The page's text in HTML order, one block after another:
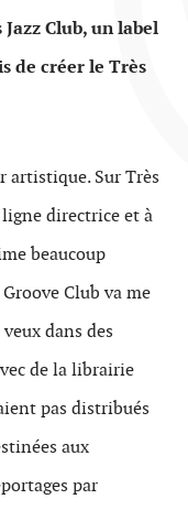
Club, un label
de créer le Très
artistique. Sur Très
ligne directrice et à
beaucoup
Club va me
dans des
de la librairie
pas distribués
aux
par